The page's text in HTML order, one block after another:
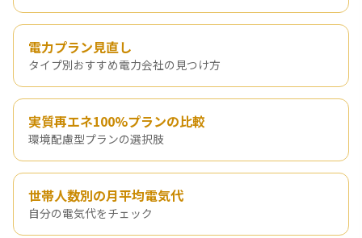
電力プラン見直し
タイプ別おすすめ電力会社の見つけ方
実質再エネ100%プランの比較
環境配慮型プランの選択肢
世帯人数別の月平均電気代
自分の電気代をチェック